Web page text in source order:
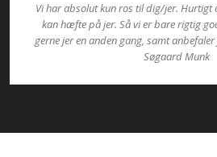
Vi har absolut kun ros til dig/jer. Hurtigt
kan hæfte på jer. Så vi er bare rigtig
gerne jer en anden gang, samt
Søgaard Munk